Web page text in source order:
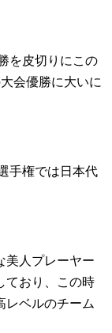
を皮切りにこの
会優勝に大いに
手権では日本代
美人プレーヤー
ており、この時
レベルのチーム